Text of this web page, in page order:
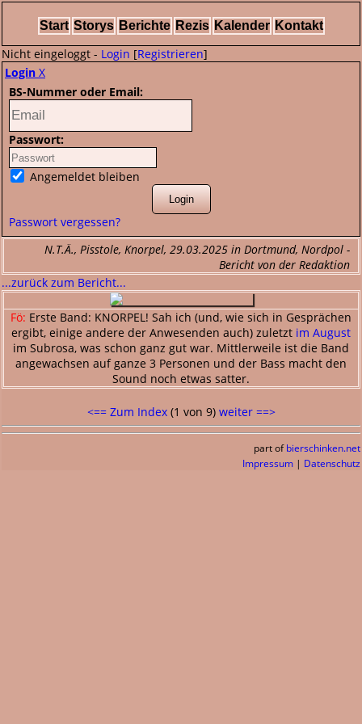
Start Storys Berichte Rezis Kalender Kontakt
Nicht eingeloggt - Login [Registrieren]
Login X
BS-Nummer oder Email:
Passwort:
Angemeldet bleiben
Passwort vergessen?
N.T.Ä., Pisstole, Knorpel, 29.03.2025 in Dortmund, Nordpol -
Bericht von der Redaktion
...zurück zum Bericht...
Fö: Erste Band: KNORPEL! Sah ich (und, wie sich in Gesprächen
ergibt, einige andere der Anwesenden auch) zuletzt im August
im Subrosa, was schon ganz gut war. Mittlerweile ist die Band
angewachsen auf ganze 3 Personen und der Bass macht den
Sound noch etwas satter.
<== Zum Index(1 von 9) weiter ==>
part of bierschinken.net
Impressum | Datenschutz